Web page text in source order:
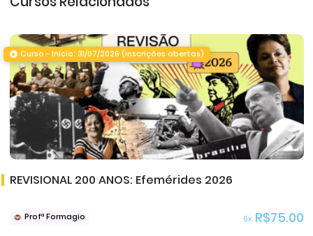
REVISIONAL 200 ANOS: Efemérides 2026
Profª Formagio 6x R$75.00
Curso - Início: 31/07/2026 (inscrições abertas)